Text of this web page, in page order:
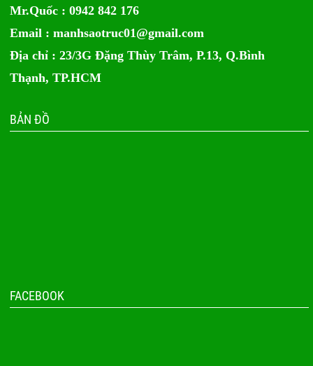
Mr.Quốc : 0942 842 176
Email :manhsaotruc01@gmail.com
Địa chỉ : 23/3G Đặng Thùy Trâm, P.13, Q.Bình
Thạnh, TP.HCM
BẢN ĐỒ
FACEBOOK